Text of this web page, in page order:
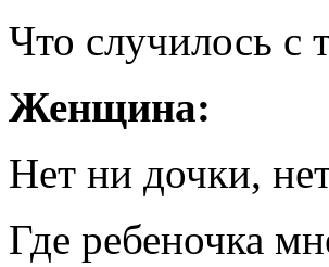
Что случилось с
Женщина:
Нет ни дочки,
Где ребеночка